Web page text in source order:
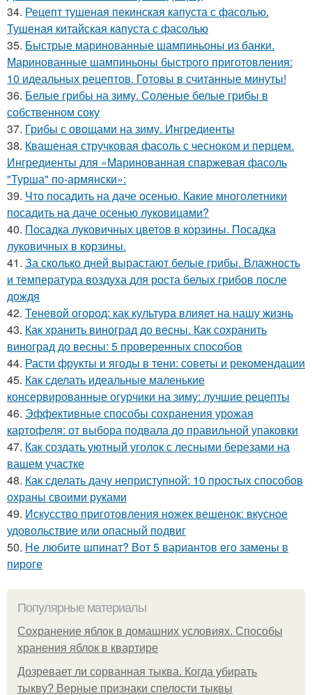
34. Рецепт тушеная пекинская капуста с фасолью.
Тушеная китайская капуста с фасолью
35. Быстрые маринованные шампиньоны из банки.
Маринованные шампиньоны быстрого приготовления:
10 идеальных рецептов. Готовы в считанные минуты!
36. Белые грибы на зиму. Соленые белые грибы в
собственном соку
37. Грибы с овощами на зиму. Ингредиенты
38. Квашеная стручковая фасоль с чесноком и перцем.
Ингредиенты для «Маринованная спаржевая фасоль
"Турша" по-армянски»:
39. Что посадить на даче осенью. Какие многолетники
посадить на даче осенью луковицами?
40. Посадка луковичных цветов в корзины. Посадка
луковичных в корзины.
41. За сколько дней вырастают белые грибы. Влажность
и температура воздуха для роста белых грибов после
дождя
42. Теневой огород: как культура влияет на нашу жизнь
43. Как хранить виноград до весны. Как сохранить
виноград до весны: 5 проверенных способов
44. Расти фрукты и ягоды в тени: советы и рекомендации
45. Как сделать идеальные маленькие
консервированные огурчики на зиму: лучшие рецепты
46. Эффективные способы сохранения урожая
картофеля: от выбора подвала до правильной упаковки
47. Как создать уютный уголок с лесными березами на
вашем участке
48. Как сделать дачу неприступной: 10 простых способов
охраны своими руками
49. Искусство приготовления ножек вешенок: вкусное
удовольствие или опасный подвиг
50. Не любите шпинат? Вот 5 вариантов его замены в
пироге
Популярные материалы
Сохранение яблок в домашних условиях. Способы
хранения яблок в квартире
Дозревает ли сорванная тыква. Когда убирать
тыкву? Верные признаки спелости тыквы